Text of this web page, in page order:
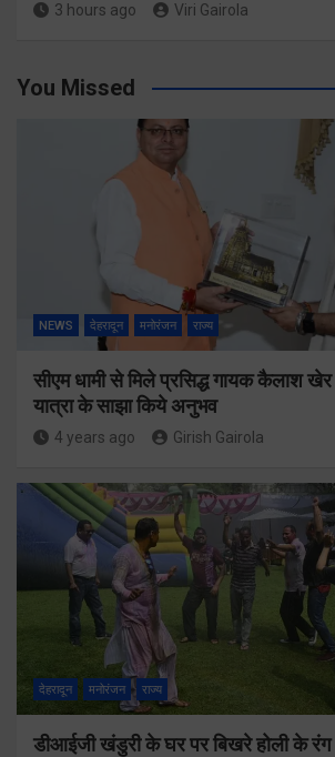
3 hours ago Viri Gairola
You Missed
NEWS देहरादून मनोरंजन राज्य
सीएम धामी से मिले प्रसिद्ध गायक कैलाश
यात्रा के साझा किये अनुभव
4 years ago Girish Gairola
देहरादून मनोरंजन राज्य
डीआईजी खंडुरी के घर पर बिखरे होली के रंग